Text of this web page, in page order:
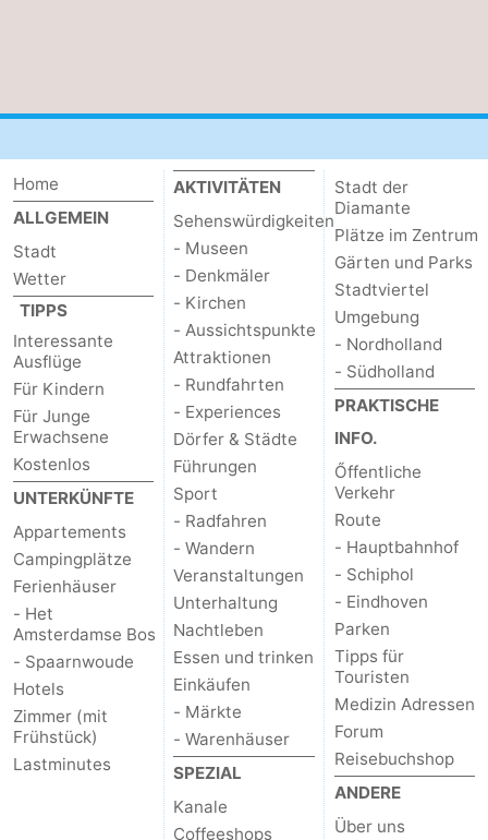
Home
ALLGEMEIN
Stadt
Wetter
TIPPS
Interessante
Ausflüge
Für Kindern
Für Junge
Erwachsene
Kostenlos
UNTERKÜNFTE
Appartements
Campingplätze
Ferienhäuser
- Het
Amsterdamse Bos
- Spaarnwoude
Hotels
Zimmer (mit
Frühstück)
Lastminutes
AKTIVITÄTEN
Sehenswürdigkeiten
- Museen
- Denkmäler
- Kirchen
- Aussichtspunkte
Attraktionen
- Rundfahrten
- Experiences
Dörfer & Städte
Führungen
Sport
- Radfahren
- Wandern
Veranstaltungen
Unterhaltung
Nachtleben
Essen und trinken
Einkäufen
- Märkte
- Warenhäuser
SPEZIAL
Kanale
Coffeeshops
Stadt der
Diamante
Plätze im Zentrum
Gärten und Parks
Stadtviertel
Umgebung
- Nordholland
- Südholland
PRAKTISCHE
INFO.
Őffentliche
Verkehr
Route
- Hauptbahnhof
- Schiphol
- Eindhoven
Parken
Tipps für
Touristen
Medizin Adressen
Forum
Reisebuchshop
ANDERE
Über uns